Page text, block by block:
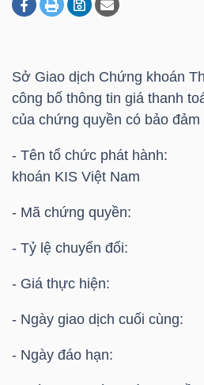
Sở Giao dịch Chứng khoán
công bố thông tin giá thanh
của chứng quyền có bảo
- Tên tổ chức phát hành:
khoán KIS Việt Nam
- Mã chứng quyền:
- Tỷ lệ chuyển đổi:
- Giá thực hiện:
- Ngày giao dịch cuối
- Ngày đáo hạn:
NGHIỆP
BẤT
ĐỘNG
SẢN
HÓA